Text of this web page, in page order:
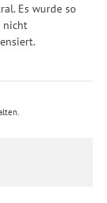
Es wurde so
nicht